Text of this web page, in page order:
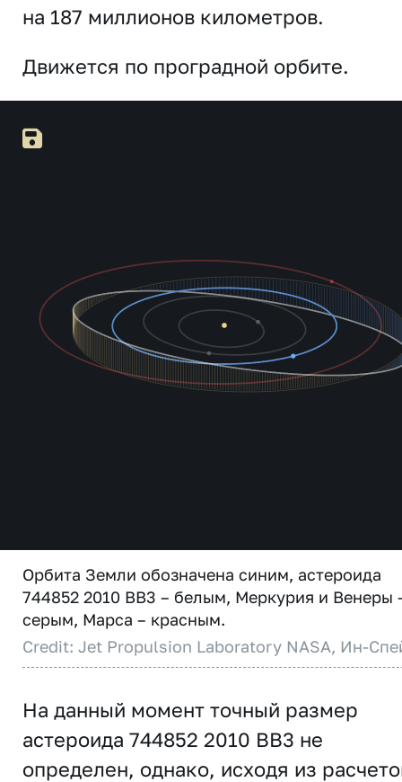
на 187 миллионов километров.
Движется по проградной орбите.
Орбита Земли обозначена синим, астероида
744852 2010 BB3 – белым, Меркурия и Венеры
серым, Марса – красным.
Credit: Jet Propulsion Laboratory NASA, Ин-
На данный момент точный размер
астероида 744852 2010 BB3 не
определен, однако, исходя из